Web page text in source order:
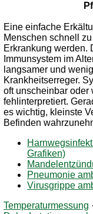
Eine einfache
Menschen schnell
Erkrankung werden.
Immunsystem im
langsamer und
Krankheitserreger.
oft unscheinbar oder
fehlinterpretiert.
es wichtig, kleinste
Befinden
Grafiken)
Pneumonie
Virusgrippe
Temperaturmessung ·